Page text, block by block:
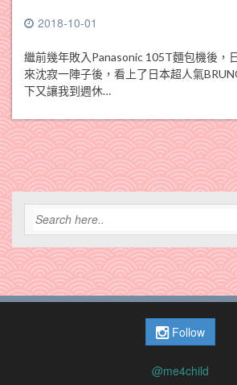
2018-10-01
繼前幾年敗入Panasonic 105T麵包機後，
來沈寂一陣子後，看上了日本超人氣
下又讓我到週休…
Follow
@me4child